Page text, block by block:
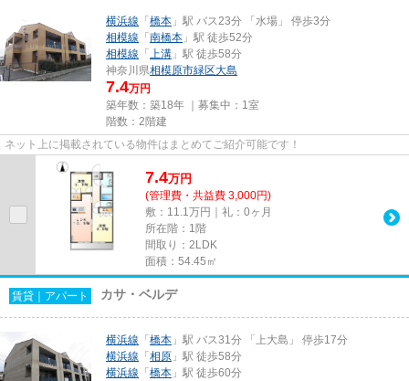
横浜線 「橋本 」駅 バス23分 「水場」 停歩3分
相模線 「南橋本 」駅 徒歩52分
相模線 「 上溝 」駅 徒歩58分
神奈川県相模原市緑区大島
7.4万円
築年数：築18年 ｜募集中： 1室
階数：2階建
ネット上に掲載されている物件はまとめてご紹介可能です！
7.4万円
(管理費・共益費 3,000円)
敷：11.1万円｜礼：0ヶ月
所在階：1階
間取り：2LDK
面積：54.45㎡
賃貸｜アパート カサ・ベルデ
横浜線 「橋本 」駅 バス31分 「上大島」 停歩17分
横浜線 「相原 」駅 徒歩58分
横浜線 「橋本 」駅 徒歩60分